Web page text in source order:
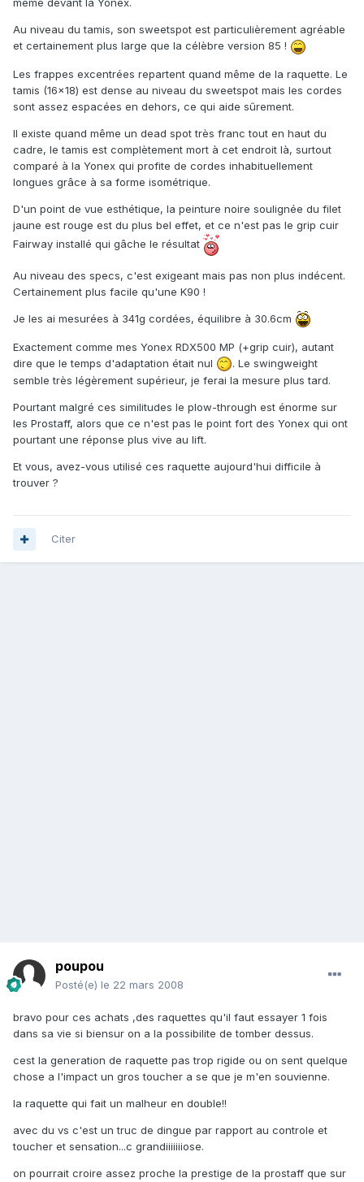
même devant la Yonex.
Au niveau du tamis, son sweetspot est particulièrement agréable
et certainement plus large que la célèbre version 85 !
Les frappes excentrées repartent quand même de la raquette. Le
tamis (16x18) est dense au niveau du sweetspot mais les cordes
sont assez espacées en dehors, ce qui aide sûrement.
Il existe quand même un dead spot très franc tout en haut du
cadre, le tamis est complètement mort à cet endroit là, surtout
comparé à la Yonex qui profite de cordes inhabituellement
longues grâce à sa forme isométrique.
D'un point de vue esthétique, la peinture noire soulignée du filet
jaune est rouge est du plus bel effet, et ce n'est pas le grip cuir
Fairway installé qui gâche le résultat
Au niveau des specs, c'est exigeant mais pas non plus indécent.
Certainement plus facile qu'une K90 !
Je les ai mesurées à 341g cordées, équilibre à 30.6cm
Exactement comme mes Yonex RDX500 MP (+grip cuir), autant
dire que le temps d'adaptation était nul
. Le swingweight
semble très légèrement supérieur, je ferai la mesure plus tard.
Pourtant malgré ces similitudes le plow-through est énorme sur
les Prostaff, alors que ce n'est pas le point fort des Yonex qui ont
pourtant une réponse plus vive au lift.
Et vous, avez-vous utilisé ces raquette aujourd'hui difficile à
trouver ?
Citer
poupou
Posté(e) le 22 mars 2008
bravo pour ces achats ,des raquettes qu'il faut essayer 1 fois
dans sa vie si biensur on a la possibilite de tomber dessus.
cest la generation de raquette pas trop rigide ou on sent quelque
chose a l'impact un gros toucher a se que je m'en souvienne.
la raquette qui fait un malheur en double!!
avec du vs c'est un truc de dingue par rapport au controle et
toucher et sensation...c grandiiiiiiiose.
on pourrait croire assez proche la prestige de la prostaff que sur